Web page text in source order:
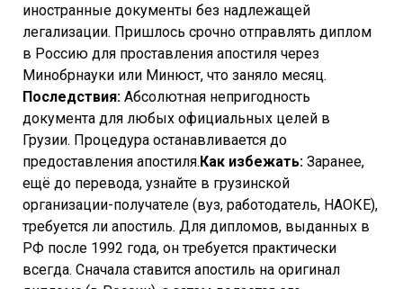
иностранные документы без надлежащей
легализации. Пришлось срочно отправлять диплом
в Россию для проставления апостиля через
Минобрнауки или Минюст, что заняло месяц.
Последствия: Абсолютная непригодность
документа для любых официальных целей в
Грузии. Процедура останавливается до
предоставления апостиля.Как избежать: Заранее,
ещё до перевода, узнайте в грузинской
организации-получателе (вуз, работодатель, НАОКЕ),
требуется ли апостиль. Для дипломов, выданных в
РФ после 1992 года, он требуется практически
всегда. Сначала ставится апостиль на оригинал